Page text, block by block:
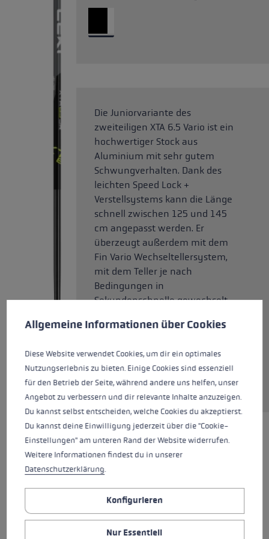
Die Juniorvariante des
zweiteiligen XTA 6.5 Vario ist ein
hochwertiger Stock aus
Aluminium mit sehr gutem
Schwungverhalten. Dank des
leichten Speed Lock +
Verstellsystems kann die Länge
schnell zwischen 125 und 145
cm angepasst werden. Er
überzeugt außerdem mit dem
Fin Vario Wechseltellersystem,
mit dem Teller je nach
Bedingungen in
Sekundenschnelle gewechselt
Trigger Shark 2.0 System zum
Handschlaufe vom Kork-Griff
bietet Kontrolle in jeder Phase
des Stockeinsatzes.
HIGHLIGHTS
Griff - Schlaufe/Handschuh System
Cookie-Voreinstellungen
Allgemeine Informationen über Cookies
Diese Website verwendet Cookies, um dir ein optimales
Nutzungserlebnis zu bieten. Einige Cookies sind essenziell
für den Betrieb der Seite, während andere uns helfen, unser
Angebot zu verbessern und dir relevante Inhalte anzuzeigen.
Du kannst selbst entscheiden, welche Cookies du akzeptierst.
Du kannst deine Einwilligung jederzeit über die "Cookie-
Einstellungen" am unteren Rand der Website widerrufen.
Weitere Informationen findest du in unserer
Datenschutzerklärung.
Konfigurieren
Nur Essentiell